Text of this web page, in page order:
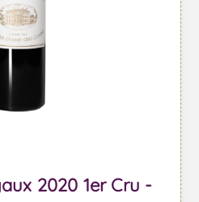
2020 1er Cru -